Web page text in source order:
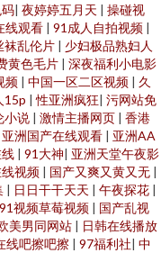
| 夜婷婷五月天 | 操碰视
线观看 | 91成人自拍视频 |
袜乱伦片 | 少妇极品熟妇人
黄色毛片 | 深夜福利小电影
频 | 中国一区二区视频 | 久
15p |性亚洲疯狂| 污网站免
小说 | 激情主播网页 | 香港
亚洲国产在线观看 | 亚洲AA
| 91大神| 亚洲天堂午夜影
视频 | 国产又爽又黄又无 |
| 日日干干天天 | 午夜探花 |
91视频草莓视频 | 国产乱视
美男同网站 | 日韩在线播放
线吧擦吧擦 | 97福利社| 中